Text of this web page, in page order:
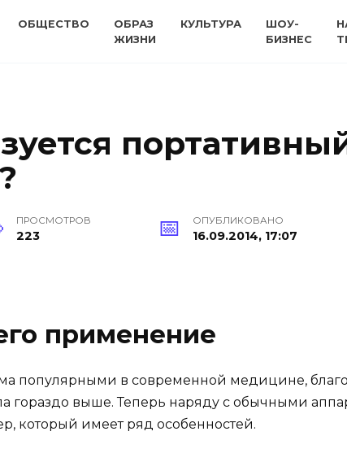
ОБЩЕСТВО
ОБРАЗ
ЖИЗНИ
КУЛЬТУРА
ШОУ-
БИЗНЕС
ПРОСМОТРОВ
223
ОПУБЛИКОВАНО
16.09.2014, 17:07
применение
популярными в современной медицине,
гораздо выше. Теперь наряду с обычными
который имеет ряд особенностей.